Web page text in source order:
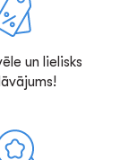
un lielisks